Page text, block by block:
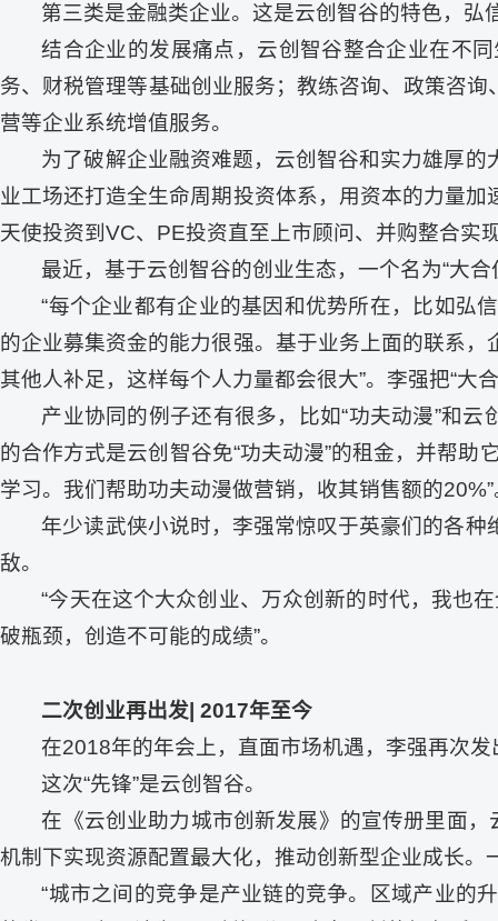
第三类是金融类企业。这是云创智谷的特色，
结合企业的发展痛点，云创智谷整合企业在不
务、财税管理等基础创业服务；教练咨询、政策咨
营等企业系统增值服务。
为了破解企业融资难题，云创智谷和实力雄厚
业工场还打造全生命周期投资体系，用资本的力量
天使投资到VC、PE投资直至上市顾问、并购整合实
最近，基于云创智谷的创业生态，一个名为“大
“每个企业都有企业的基因和优势所在，比如弘
的企业募集资金的能力很强。基于业务上面的联系
其他人补足，这样每个人力量都会很大”。李强把“大
产业协同的例子还有很多，比如“功夫动漫”和
的合作方式是云创智谷免“功夫动漫”的租金，并帮
学习。我们帮助功夫动漫做营销，收其销售额的20%”
年少读武侠小说时，李强常惊叹于英豪们的各
敌。
“今天在这个大众创业、万众创新的时代，我也
破瓶颈，创造不可能的成绩”。
二次创业再出发| 2017年至今
在2018年的年会上，直面市场机遇，李强再次发
这次“先锋”是云创智谷。
在《云创业助力城市创新发展》的宣传册里面
机制下实现资源配置最大化，推动创新型企业成长
“城市之间的竞争是产业链的竞争。区域产业的